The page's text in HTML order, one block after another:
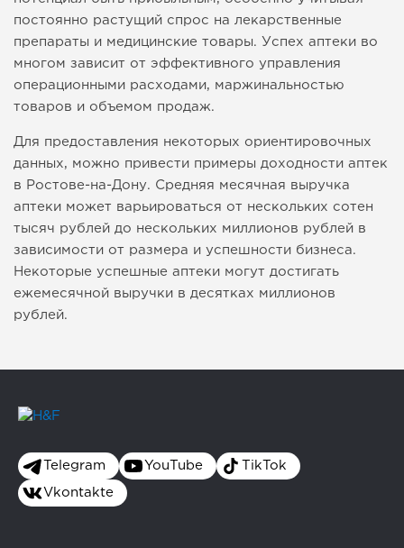
постоянно растущий спрос на лекарственные
препараты и медицинские товары. Успех аптеки во
многом зависит от эффективного управления
операционными расходами, маржинальностью
товаров и объемом продаж.
Для предоставления некоторых ориентировочных
данных, можно привести примеры доходности аптек
в Ростове-на-Дону. Средняя месячная выручка
аптеки может варьироваться от нескольких сотен
тысяч рублей до нескольких миллионов рублей в
зависимости от размера и успешности бизнеса.
Некоторые успешные аптеки могут достигать
ежемесячной выручки в десятках миллионов
рублей.
Telegram YouTube TikTok
Vkontakte